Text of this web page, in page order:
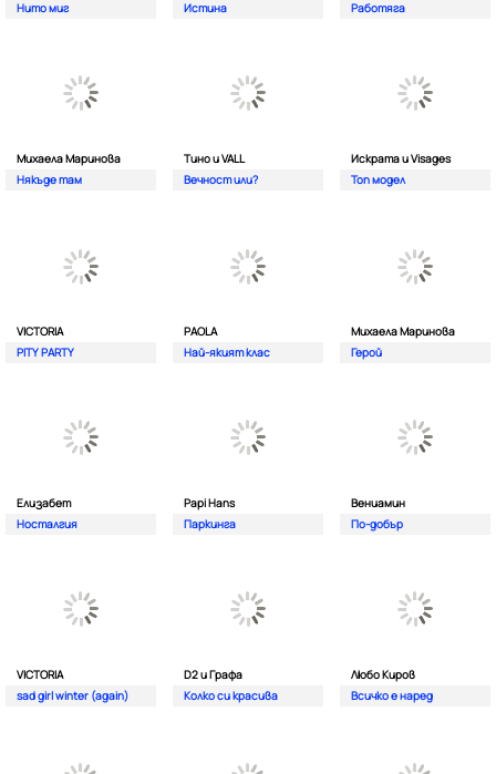
Нито миг
Истина
Работяга
Михаела Маринова
Някъде там
Тино и VALL
Вечност или?
Искрата и Visages
Топ модел
VICTORIA
PITY PARTY
PAOLA
Най-якият клас
Михаела Маринова
Герой
Елизабет
Носталгия
Papi Hans
Паркинга
Вениамин
По-добър
VICTORIA
sad girl winter (again)
D2 и Графа
Колко си красива
Любо Киров
Всичко е наред